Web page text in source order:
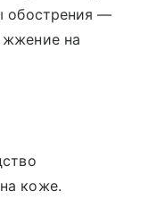
обострения —
жжение на
коже.